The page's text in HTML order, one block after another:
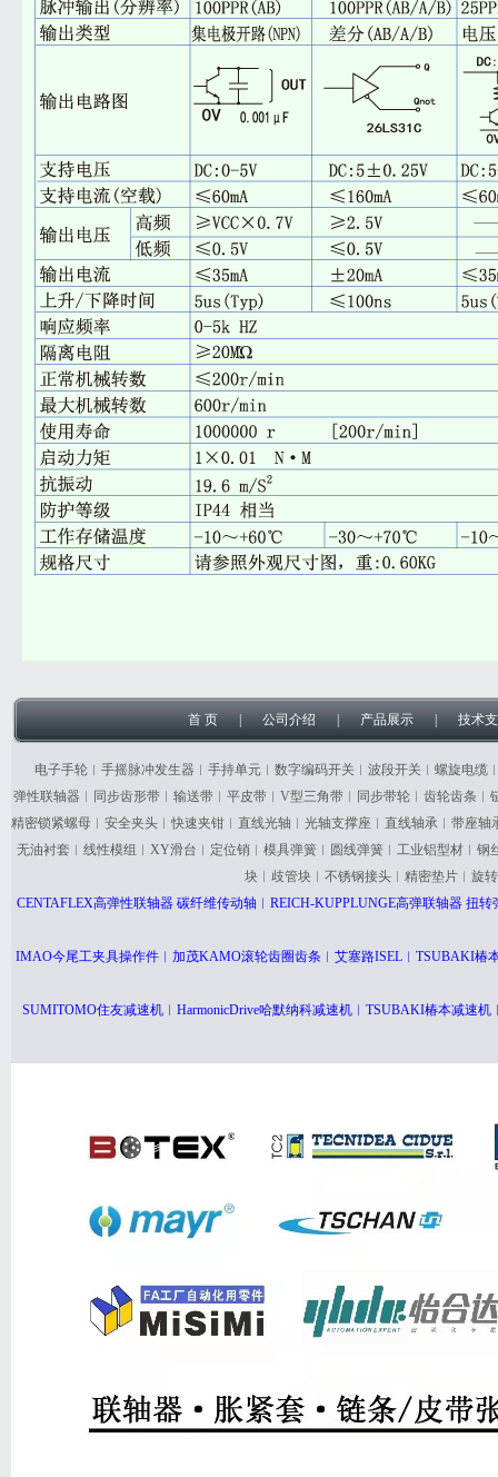
首 页 公司介绍 产品展示 技术
电子手轮︱手摇脉冲发生器︱手持单元︱数字编码开关︱波段开关︱螺旋电
弹性联轴器︱同步齿形带︱输送带︱平皮带︱V型三角带︱同步带轮︱齿轮齿条
精密锁紧螺母︱安全夹头︱快速夹钳︱直线光轴︱光轴支撑座︱直线轴承︱带座
无油衬套︱线性模组︱XY滑台︱定位销︱模具弹簧︱圆线弹簧︱工业铝型材︱
块︱歧管块︱不锈钢接头︱精密垫片︱旋
CENTAFLEX高弹性联轴器 碳纤维传动轴︱REICH-KUPPLUNGE高弹联轴器 扭
IMAO今尾工夹具操作件︱加茂KAMO滚轮齿圈齿条︱艾塞路ISEL︱TSUBAKI椿
SUMITOMO住友减速机︱HarmonicDrive哈默纳科减速机︱TSUBAKI椿本减速